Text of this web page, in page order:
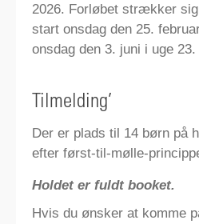
2026. Forløbet strækker
start onsdag den 25.
onsdag den 3. juni i uge 23.
Tilmelding’
Der er plads til 14 børn på
efter først-til-mølle-
Holdet er fuldt booket.
Hvis du ønsker at komme